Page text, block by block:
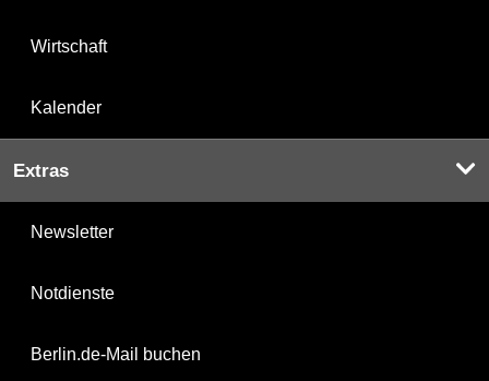
Wirtschaft
Kalender
Extras
Newsletter
Notdienste
Berlin.de-Mail buchen